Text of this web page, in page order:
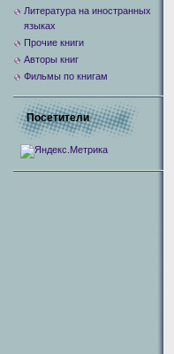
Литература на иностранных
языках
Прочие книги
Авторы книг
Фильмы по книгам
Посетители